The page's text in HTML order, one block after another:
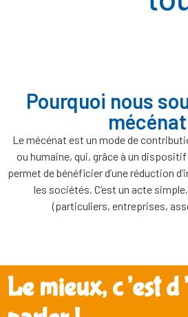
Pourquoi nous
Le mécénat est un mode de
ou humaine, qui, grâce à un
permet de bénéficier d’une réduction
les sociétés. C’est un acte
(particuliers, entreprises,
Le mieux, c’est